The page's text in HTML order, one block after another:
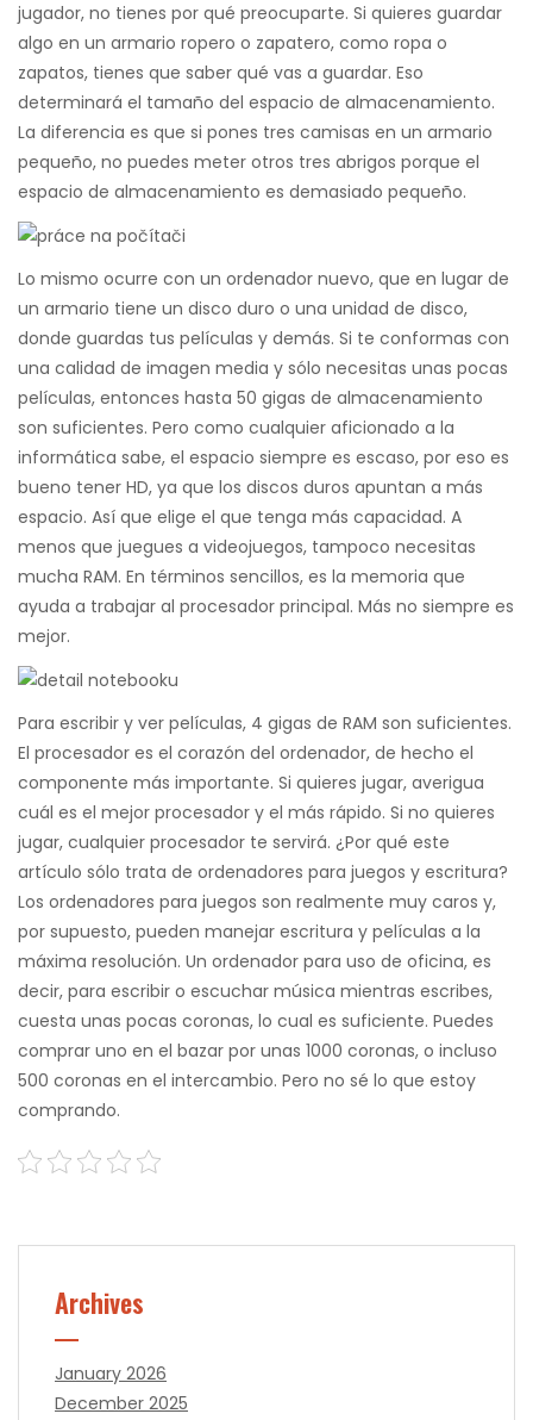
jugador, no tienes por qué preocuparte. Si quieres guardar
algo en un armario ropero o zapatero, como ropa o
zapatos, tienes que saber qué vas a guardar. Eso
determinará el tamaño del espacio de almacenamiento.
La diferencia es que si pones tres camisas en un armario
pequeño, no puedes meter otros tres abrigos porque el
espacio de almacenamiento es demasiado pequeño.
Lo mismo ocurre con un ordenador nuevo, que en lugar de
un armario tiene un disco duro o una unidad de disco,
donde guardas tus películas y demás. Si te conformas con
una calidad de imagen media y sólo necesitas unas pocas
películas, entonces hasta 50 gigas de almacenamiento
son suficientes. Pero como cualquier aficionado a la
informática sabe, el espacio siempre es escaso, por eso es
bueno tener HD, ya que los discos duros apuntan a más
espacio. Así que elige el que tenga más capacidad. A
menos que juegues a videojuegos, tampoco necesitas
mucha RAM. En términos sencillos, es la memoria que
ayuda a trabajar al procesador principal. Más no siempre es
mejor.
Para escribir y ver películas, 4 gigas de RAM son suficientes.
El procesador es el corazón del ordenador, de hecho el
componente más importante. Si quieres jugar, averigua
cuál es el mejor procesador y el más rápido. Si no quieres
jugar, cualquier procesador te servirá. ¿Por qué este
artículo sólo trata de ordenadores para juegos y escritura?
Los ordenadores para juegos son realmente muy caros y,
por supuesto, pueden manejar escritura y películas a la
máxima resolución. Un ordenador para uso de oficina, es
decir, para escribir o escuchar música mientras escribes,
cuesta unas pocas coronas, lo cual es suficiente. Puedes
comprar uno en el bazar por unas 1000 coronas, o incluso
500 coronas en el intercambio. Pero no sé lo que estoy
comprando.
Archives
January 2026
December 2025